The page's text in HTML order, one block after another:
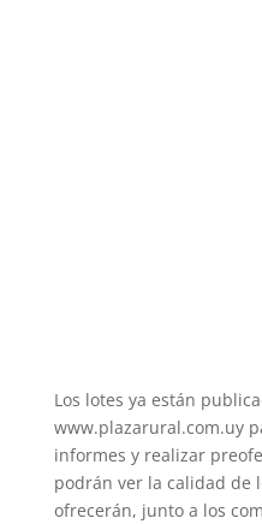
Los lotes ya están
www.plazarural.com.uy
informes y realizar
podrán ver la calidad de
ofrecerán, junto a los